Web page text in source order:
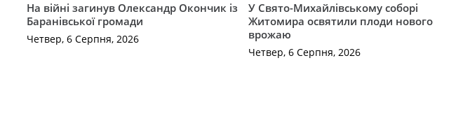
На війні загинув Олександр Окончик із
Баранівської громади
Четвер, 6 Серпня, 2026
У Свято-Михайлівському соборі
Житомира освятили плоди нового
врожаю
Четвер, 6 Серпня, 2026